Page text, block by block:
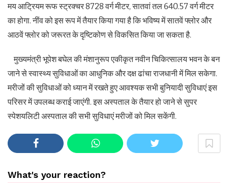
मय आट्रियम रूफ स्ट्रक्चर 8728 वर्ग मीटर, सातवां तल 640.57 वर्ग मीटर
का होगा. नींव को इस रूप में तैयार किया गया है कि भविष्य में सातवें फ्लोर और
आठवें फ्लोर को जरूरत के दृष्टिकोण से विकसित किया जा सकता है.
मुख्यमंत्री भूपेश बघेल की मंशानुरूप एकीकृत नवीन चिकित्सालय भवन के बन
जाने से स्वास्थ्य सुविधाओं का आधुनिक और दक्ष ढांचा राजधानी में मिल सकेगा.
मरीजों की सुविधाओं को ध्यान में रखते हुए आवश्यक सभी बुनियादी सुविधाएं इस
परिसर में उपलब्ध कराई जाएंगी. इस अस्पताल के तैयार हो जाने से सुपर
स्पेशयलिटी अस्पताल की सभी सुविधाएं मरीजों को मिल सकेंगी.
What's your reaction?